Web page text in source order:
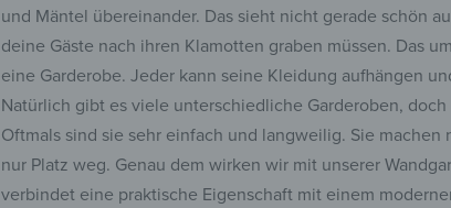
und Mäntel übereinander. Das sieht nicht gerade schön
deine Gäste nach ihren Klamotten graben müssen. Das
eine Garderobe. Jeder kann seine Kleidung aufhängen
Natürlich gibt es viele unterschiedliche Garderoben,
Oftmals sind sie sehr einfach und langweilig. Sie machen
nur Platz weg. Genau dem wirken wir mit unserer
verbindet eine praktische Eigenschaft mit einem